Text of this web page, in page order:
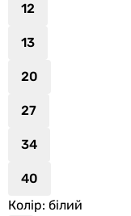
12
13
20
27
34
40
Колір: білий